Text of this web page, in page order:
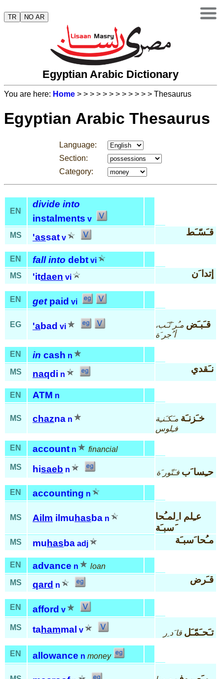
TR NO AR
Egyptian Arabic Dictionary
You are here: Home > > > > > > > > > > > > Thesaurus
Egyptian Arabic Thesaurus
Language:
Section:
Category:
EN
divide into
instalments v
MS
'assat v
قـَسّـَط
EN fall into debt vi
MS
'itdaen vi إتدا َن
EN getpaid vi
EG 'abad vi قـَبـَض مـُر َتّـَب،
أ ُجر َة
EN in cash n
MS
naqdi n
نـَقدي
EN ATM n
MS chazna n خـَزنـَة مـَكـَنـِة
فـِلوس
EN account n financial
MS hisaeb n حـِسا َب فـَتّور َة
EN accounting n
MS Ailm ilmuhasba n
عـِلم ا ِلمـُحا
َسبـَة
MS muhasba adj مـُحا َسبـَة
EN advance n
loan
MS
qard n
قـَرض
EN afford v
MS tahammal v تـَحـَمّـَل قا َد ِر
EN allowance n money